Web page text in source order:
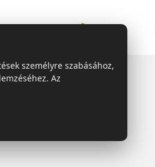
= Kedvező ár ESG
személyre szabásához,
Az